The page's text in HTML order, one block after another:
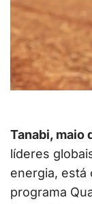
Tanabi, maio
líderes
energia, está
programa